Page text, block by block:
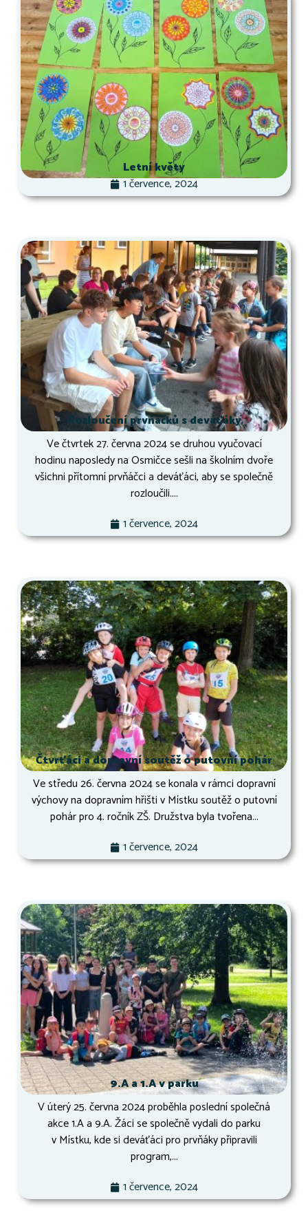
Letní květy
1 července, 2024
Rozloučení prvňáčků s deváťáky
Ve čtvrtek 27. června 2024 se druhou vyučovací
hodinu naposledy na Osmičce sešli na školním dvoře
všichni přítomní prvňáčci a deváťáci, aby se společně
rozloučili....
1 července, 2024
Čtvrťáci a dopravní soutěž o putovní pohár
Ve středu 26. června 2024 se konala v rámci dopravní
výchovy na dopravním hřišti v Místku soutěž o putovní
pohár pro 4. ročník ZŠ. Družstva byla tvořena...
1 července, 2024
9.A a 1.A v parku
V úterý 25. června 2024 proběhla poslední společná
akce 1.A a 9.A. Žáci se společně vydali do parku
v Místku, kde si deváťáci pro prvňáky připravili
program,...
1 července, 2024